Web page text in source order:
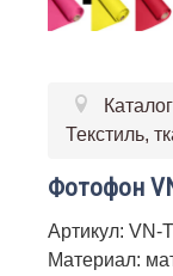
Каталог
Текстиль,
Фотофон
Артикул: VN-
Материал: